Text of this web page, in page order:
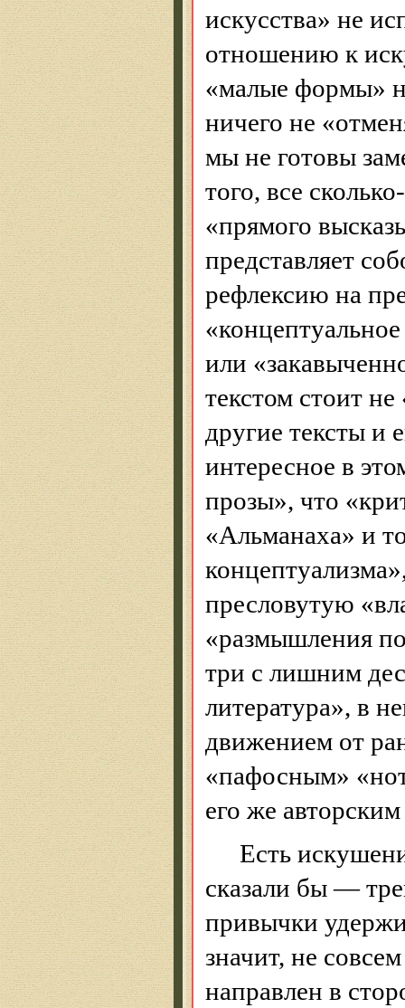
искусства» не
отношению к
«малые формы»
ничего не
мы не готовы
того, все
«прямого
представляет
рефлексию на
или
текстом стоит
другие тексты и
интересное в
прозы», что
«Альманаха» и
пресловутую
«размышления
три с лишним
литература», в
движением от
«пафосным»
его же
Есть
сказали бы —
привычки
значит, не
направлен в